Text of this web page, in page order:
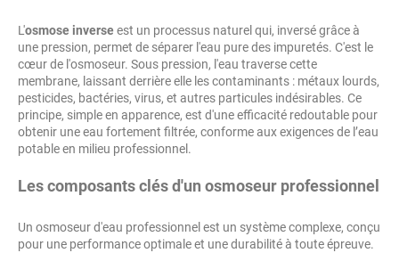
L'osmose inverseest un processus naturel qui, inversé grâce à
une pression, permet de séparer l'eau pure des impuretés. C'est le
cœur de l'osmoseur. Sous pression, l'eau traverse cette
membrane, laissant derrière elle les contaminants : métaux lourds,
pesticides, bactéries, virus, et autres particules indésirables. Ce
principe, simple en apparence, est d'une efficacité redoutable pour
obtenir une eau fortement filtrée, conforme aux exigences de l’eau
potable en milieu professionnel.
Les composants clés d'un osmoseur professionnel
Un osmoseur d'eau professionnel est un système complexe, conçu
pour une performance optimale et une durabilité à toute épreuve.